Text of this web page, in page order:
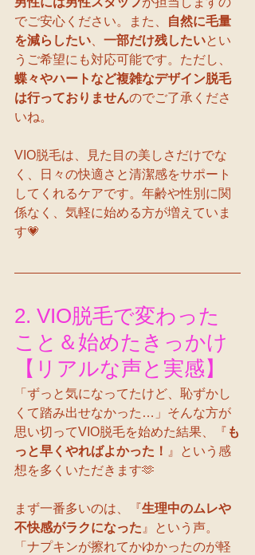
でご安心ください。また、
自然に毛量
を減らしたい
一部だけ残したいとい
うご希望にも対応可能です。ただし、
蝶々やハートなど複雑なデザイン脱毛
は行っておりませんのでご了承くださ
いね。
VIO脱毛は、見た目の美しさだけでな
く、日々の快適さと清潔感をサポート
してくれるケアです。年齢や性別に関
係なく、気軽に始める方が増えていま
す💗
2. VIO脱毛で変わった
こと＆始めたきっかけ
【リアルな声と実感】
「ずっと気になってたけど、恥ずかし
くて踏み出せなかった…」そんな方が
思い切ってVIO脱毛を始めた結果、『 も
っと早くやればよかった！ 』という感
想を多くいただきます🫶
まず一番多いのは、『生理中のムレや
不快感がラクになった 』という声。
「ナプキンが擦れてかゆかったのが軽